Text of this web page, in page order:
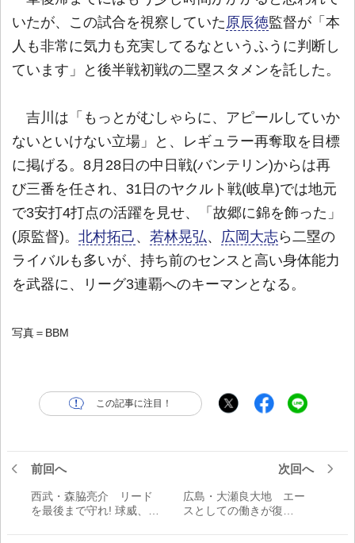
いたが、この試合を視察していた 原辰徳監督が「本
人も非常に気力も充実してるなというふうに判断し
ています」と後半戦初戦の二塁スタメンを託した。
吉川は「もっとがむしゃらに、アピールしていか
ないといけない立場」と、レギュラー再奪取を目標
に掲げる。8月28日の中日戦(バンテリン)からは再
び三番を任され、31日のヤクルト戦(岐阜)では地元
で3安打4打点の活躍を見せ、「故郷に錦を飾った」
(原監督)。 北村拓己 、 若林晃弘、 広岡大志ら二塁の
ライバルも多いが、持ち前のセンスと高い身体能力
を武器に、リーグ3連覇へのキーマンとなる。
写真＝BBM
この記事に注目！
前回へ
西武・森脇亮介 リード
を最後まで守れ! 球威、キ
後半戦のキーマン
次回へ
広島・大瀬良大地 エー
スとしての働きが復
タイトルホルダーの意地